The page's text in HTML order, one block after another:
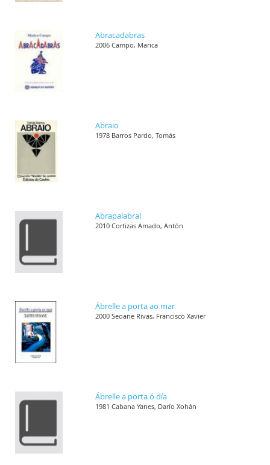
Abracadabras
2006 Campo, Marica
Abraio
1978 Barros Pardo, Tomás
Abrapalabra!
2010 Cortizas Amado, Antón
Ábrelle a porta ao mar
2000 Seoane Rivas, Francisco Xavier
Ábrelle a porta ó día
1981 Cabana Yanes, Darío Xohán